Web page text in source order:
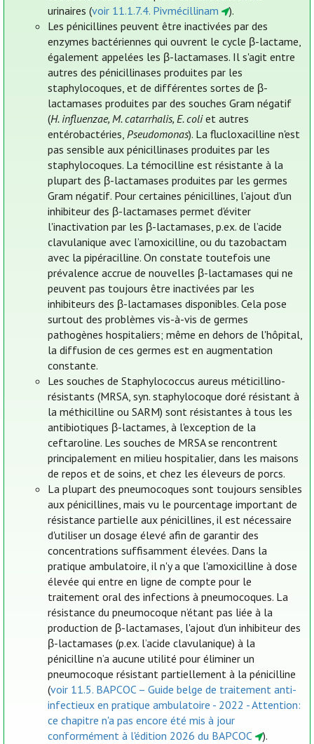
urinaires (voir 11.1.7.4. Pivmécillinam
).
Les pénicillines peuvent être inactivées par des
enzymes bactériennes qui ouvrent le cycle β-lactame,
également appelées les β-lactamases. Il s'agit entre
autres des pénicillinases produites par les
staphylocoques, et de différentes sortes de β-
lactamases produites par des souches Gram négatif
(H. influenzae, M. catarrhalis, E. coliet autres
entérobactéries,Pseudomonas). La flucloxacilline n'est
pas sensible aux pénicillinases produites par les
staphylocoques. La témocilline est résistante à la
plupart des β-lactamases produites par les germes
Gram négatif. Pour certaines pénicillines, l'ajout d'un
inhibiteur des β-lactamases permet d'éviter
l'inactivation par les β-lactamases, p.ex. de l’acide
clavulanique avec l’amoxicilline, ou du tazobactam
avec la pipéracilline. On constate toutefois une
prévalence accrue de nouvelles β-lactamases qui ne
peuvent pas toujours être inactivées par les
inhibiteurs des β-lactamases disponibles. Cela pose
surtout des problèmes vis-à-vis de germes
pathogènes hospitaliers; même en dehors de l'hôpital,
la diffusion de ces germes est en augmentation
constante.
Les souches de Staphylococcus aureus méticillino-
résistants (MRSA, syn. staphylocoque doré résistant à
la méthicilline ou SARM) sont résistantes à tous les
antibiotiques β-lactames, à l'exception de la
ceftaroline. Les souches de MRSA se rencontrent
principalement en milieu hospitalier, dans les maisons
de repos et de soins, et chez les éleveurs de porcs.
La plupart des pneumocoques sont toujours sensibles
aux pénicillines, mais vu le pourcentage important de
résistance partielle aux pénicillines, il est nécessaire
d'utiliser un dosage élevé afin de garantir des
concentrations suffisamment élevées. Dans la
pratique ambulatoire, il n'y a que l'amoxicilline à dose
élevée qui entre en ligne de compte pour le
traitement oral des infections à pneumocoques. La
résistance du pneumocoque n’étant pas liée à la
production de β-lactamases, l'ajout d'un inhibiteur des
β-lactamases (p.ex. l’acide clavulanique) à la
pénicilline n’a aucune utilité pour éliminer un
pneumocoque résistant partiellement à la pénicilline
(voir 11.5. BAPCOC – Guide belge de traitement anti-
infectieux en pratique ambulatoire - 2022 - Attention:
ce chapitre n'a pas encore été mis à jour
conformément à l'édition 2026 du BAPCOC
).